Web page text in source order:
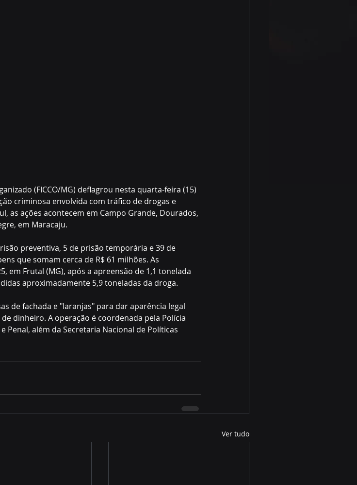
(FICCO/MG) deflagrou nesta quarta-feira (15)
criminosa envolvida com tráfico de drogas e
as ações acontecem em Campo Grande, Dourados,
em Maracaju.
preventiva, 5 de prisão temporária e 39 de
que somam cerca de R$ 61 milhões. As
em Frutal (MG), após a apreensão de 1,1 tonelada
aproximadamente 5,9 toneladas da droga.
de fachada e "laranjas" para dar aparência legal
dinheiro. A operação é coordenada pela Polícia
Penal, além da Secretaria Nacional de Políticas
Ver tudo